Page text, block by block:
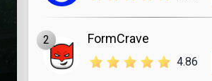
2 FormCrave
4.86